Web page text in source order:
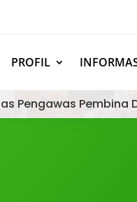
PROFIL
Pengawas Pembina